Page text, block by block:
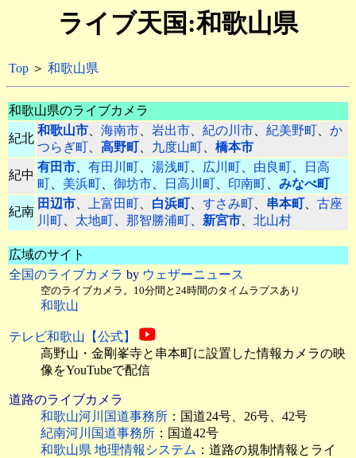
ライブ天国:和歌山県
Top ＞ 和歌山県
和歌山県のライブカメラ
紀北
和歌山市、 海南市、 岩出市、 紀の川市、 紀美野町、 か
つらぎ町、 高野町、 九度山町、 橋本市
紀中
有田市、 有田川町、 湯浅町、 広川町、 由良町、
日高
町、 美浜町、 御坊市、 日高川町、 印南町、 みなべ町
紀南
田辺市、 上富田町、 白浜町、 すさみ町、 串本町、 古座
川町、 太地町、 那智勝浦町、 新宮市、 北山村
広域のサイト
全国のライブカメラ by ウェザーニュース
空のライブカメラ。10分間と24時間のタイムラプスあり
和歌山
テレビ和歌山【公式】
高野山・金剛峯寺と串本町に設置した情報カメラの映
像をYouTubeで配信
道路のライブカメラ
和歌山河川国道事務所 ：国道24号、26号、42号
紀南河川国道事務所 ：国道42号
和歌山県 地理情報システム ：道路の規制情報とライ